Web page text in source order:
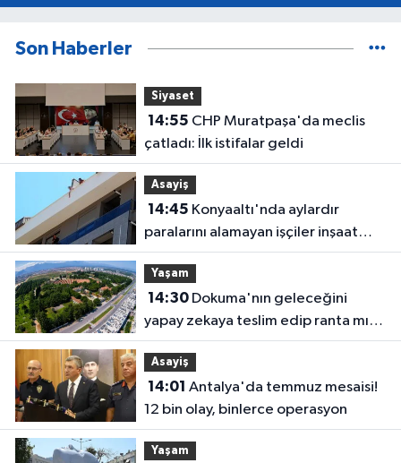
Son Haberler
Siyaset
14:55
çatladı: İlk istifalar geldi
Asayiş
14:45
paralarını alamayan işçiler inşaat
çatısına çıktı
Yaşam
14:30Dokuma'nın geleceğini
yapay zekaya teslim edip ranta mı
açacaksınız?
Asayiş
14:01
12 bin olay, binlerce operasyon
Yaşam